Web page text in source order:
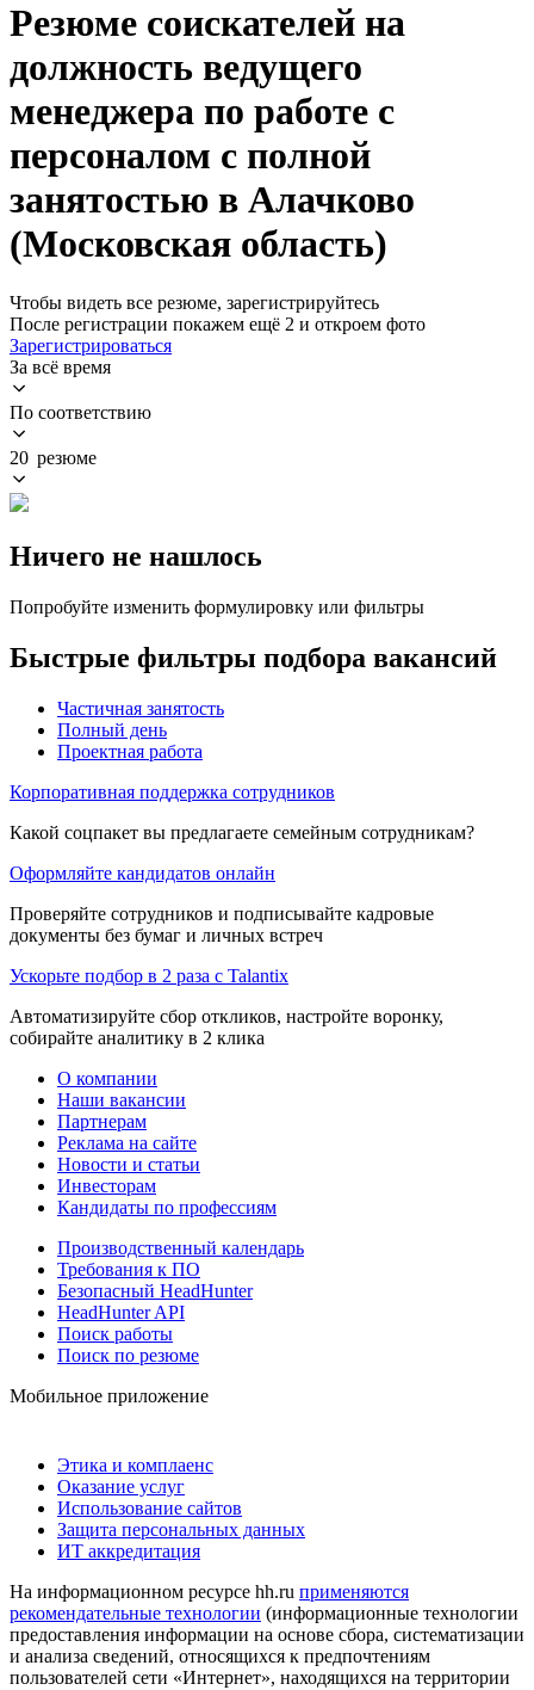
Резюме соискателей на
должность ведущего
менеджера по работе с
персоналом с полной
занятостью в Алачково
(Московская область)
Чтобы видеть все резюме, зарегистрируйтесь
После регистрации покажем ещё 2 и откроем фото
Зарегистрироваться
За всё время
По соответствию
20 резюме
Ничего не нашлось
Попробуйте изменить формулировку или фильтры
Быстрые фильтры подбора вакансий
Частичная занятость
Полный день
Проектная работа
Корпоративная поддержка сотрудников
Какой соцпакет вы предлагаете семейным сотрудникам?
Оформляйте кандидатов онлайн
Проверяйте сотрудников и подписывайте кадровые
документы без бумаг и личных встреч
Ускорьте подбор в 2 раза с Talantix
Автоматизируйте сбор откликов, настройте воронку,
собирайте аналитику в 2 клика
О компании
Наши вакансии
Партнерам
Реклама на сайте
Новости и статьи
Инвесторам
Кандидаты по профессиям
Производственный календарь
Требования к ПО
Безопасный HeadHunter
HeadHunter API
Поиск работы
Поиск по резюме
Мобильное приложение
Этика и комплаенс
Оказание услуг
Использование сайтов
Защита персональных данных
ИТ аккредитация
На информационном ресурсе hh.ru применяются
рекомендательные технологии (информационные технологии
предоставления информации на основе сбора, систематизации
и анализа сведений, относящихся к предпочтениям
пользователей сети «Интернет», находящихся на территории